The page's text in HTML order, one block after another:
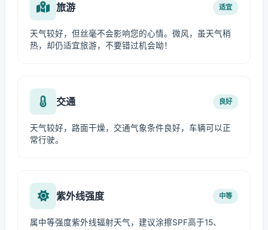
旅游 适宜
天气较好，但丝毫不会影响您的心情。微风，虽天气稍
热，却仍适宜旅游，不要错过机会呦！
交通 良好
天气较好，路面干燥，交通气象条件良好，车辆可以正
常行驶。
紫外线强度 中等
属中等强度紫外线辐射天气，建议涂擦SPF高于15、